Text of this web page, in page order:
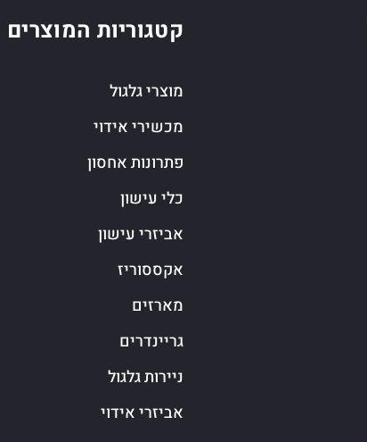
קטגוריות המוצרים
מוצרי גלגול
מכשירי אידוי
פתרונות אחסון
כלי עישון
אביזרי עישון
אקססוריז
מארזים
גריינדרים
ניירות גלגול
אביזרי אידוי